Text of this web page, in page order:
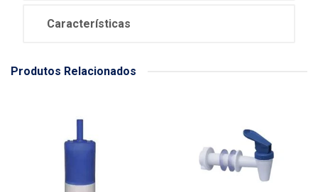
Características
Produtos Relacionados